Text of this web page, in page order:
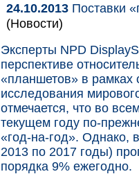
24.10.2013 Поставки
(Новости)
Эксперты NPD
перспективе
«планшетов» в рамках
исследования
отмечается, что во
текущем году по-
«год-на-год». Однако,
2013 по 2017 годы)
порядка 9% ежегодно.